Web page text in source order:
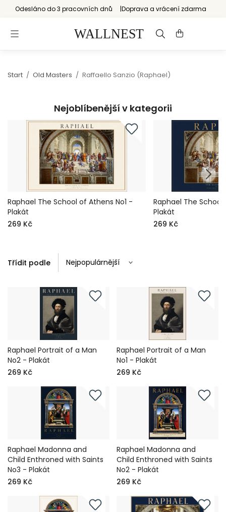
Odesláno do 3 pracovních dnů Doprava a vrácení zdarma
Start / Old Masters / Raffaello Sanzio (Raphael)
Nejoblíbenější v kategorii
Raphael The School of Athens No1 -
Plakát
269 Kč
Raphael The
Plakát
269 Kč
Třídit podle
Raphael Portrait of a Man
No2 - Plakát
269 Kč
Raphael Portrait of a Man
No1 - Plakát
269 Kč
Raphael Madonna and
Child Enthroned with Saints
No3 - Plakát
269 Kč
Raphael Madonna and
Child Enthroned with Saints
No2 - Plakát
269 Kč